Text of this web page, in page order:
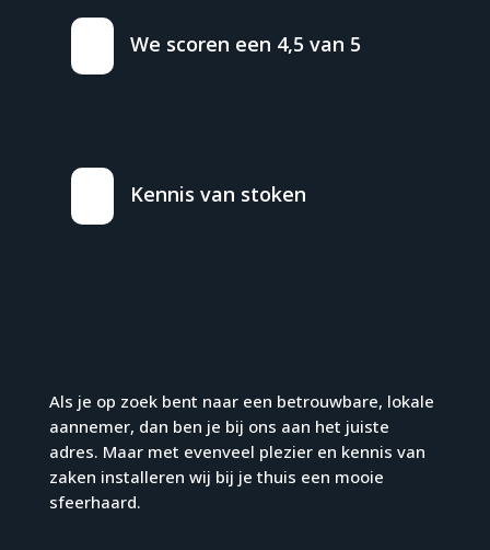
We scoren een 4,5 van 5
Kennis van stoken
Als je op zoek bent naar een betrouwbare, lokale
aannemer, dan ben je bij ons aan het juiste
adres. Maar met evenveel plezier en kennis van
zaken installeren wij bij je thuis een mooie
sfeerhaard.